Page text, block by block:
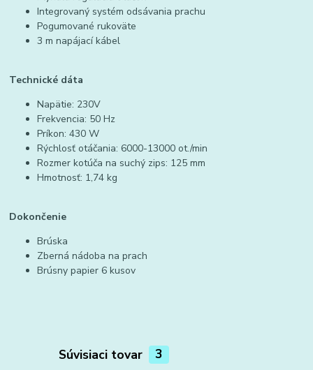
Integrovaný systém odsávania prachu
Pogumované rukoväte
3 m napájací kábel
Technické dáta
Napätie: 230V
Frekvencia: 50 Hz
Príkon: 430 W
Rýchlosť otáčania: 6000-13000 ot./min
Rozmer kotúča na suchý zips: 125 mm
Hmotnosť: 1,74 kg
Dokončenie
Brúska
Zberná nádoba na prach
Brúsny papier 6 kusov
Súvisiaci tovar 3